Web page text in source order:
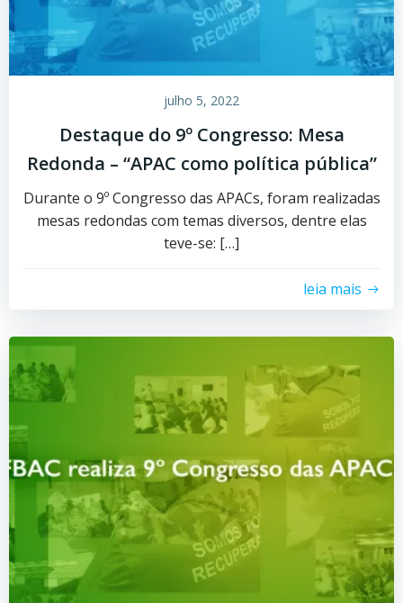
julho 5, 2022
Destaque do 9º Congresso: Mesa
Redonda – “APAC como política pública”
Durante o 9º Congresso das APACs, foram realizadas
mesas redondas com temas diversos, dentre elas
teve-se: […]
leia mais